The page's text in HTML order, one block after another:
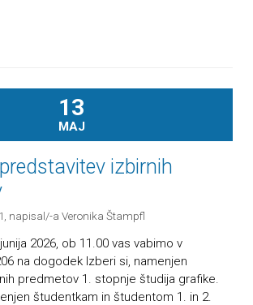
13
MAJ
izbirnih
, napisal/-a Veronika Štampfl
2026, ob 11.00 vas vabimo v
na dogodek Izberi si, namenjen
predmetov 1. stopnje študija grafike.
študentkam in študentom 1. in 2.